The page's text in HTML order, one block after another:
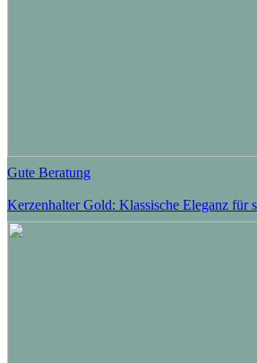
Gute Beratung
Kerzenhalter Gold: Klassische Eleganz für